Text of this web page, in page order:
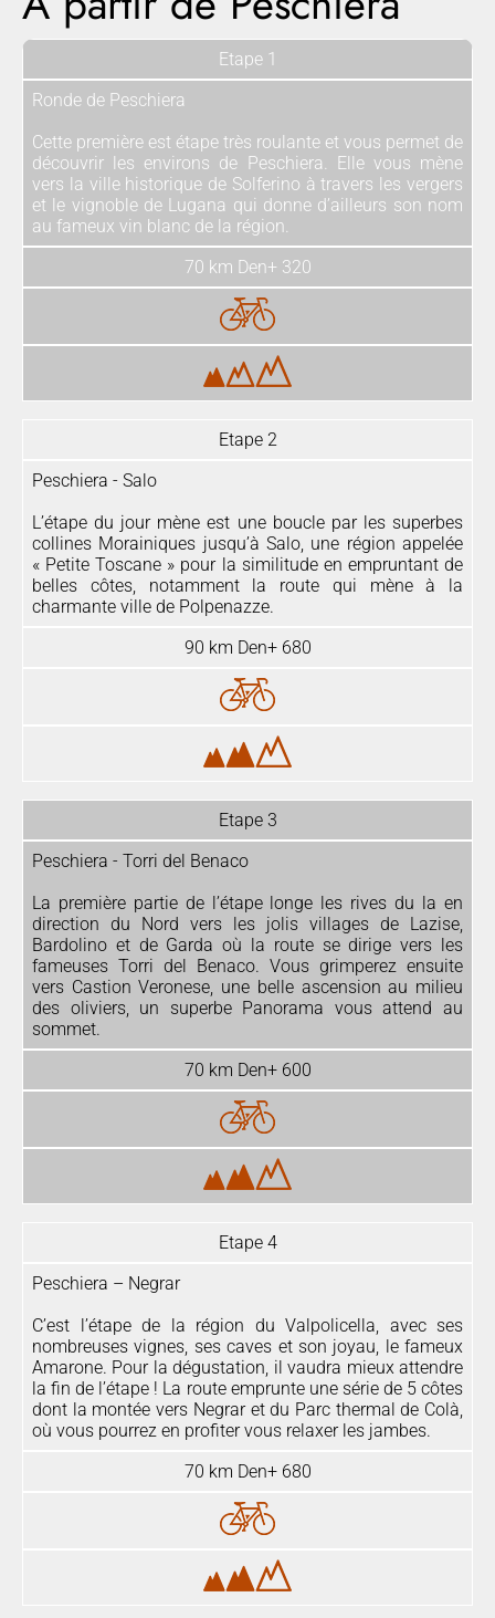
Etape 1
Ronde de Peschiera
Cette première est étape très roulante et vous permet de
découvrir les environs de Peschiera. Elle vous mène
vers la ville historique de Solferino à travers les vergers
et le vignoble de Lugana qui donne d’ailleurs son nom
au fameux vin blanc de la région.
70 km Den+ 320
Etape 2
Peschiera - Salo
L’étape du jour mène est une boucle par les superbes
collines Morainiques jusqu’à Salo, une région appelée
« Petite Toscane » pour la similitude en empruntant de
belles côtes, notamment la route qui mène à la
charmante ville de Polpenazze.
90 km Den+ 680
Etape 3
Peschiera - Torri del Benaco
La première partie de l’étape longe les rives du la en
direction du Nord vers les jolis villages de Lazise,
Bardolino et de Garda où la route se dirige vers les
fameuses Torri del Benaco. Vous grimperez ensuite
vers Castion Veronese, une belle ascension au milieu
des oliviers, un superbe Panorama vous attend au
sommet.
70 km Den+ 600
Etape 4
Peschiera – Negrar
C’est l’étape de la région du Valpolicella, avec ses
nombreuses vignes, ses caves et son joyau, le fameux
Amarone. Pour la dégustation, il vaudra mieux attendre
la fin de l’étape ! La route emprunte une série de 5 côtes
dont la montée vers Negrar et du Parc thermal de Colà,
où vous pourrez en profiter vous relaxer les jambes.
70 km Den+ 680